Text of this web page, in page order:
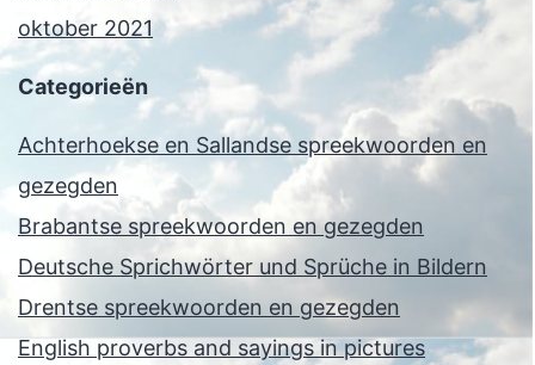
oktober 2021
Categorieën
Achterhoekse en Sallandse spreekwoorden en
gezegden
Brabantse spreekwoorden en gezegden
Deutsche Sprichwörter und Sprüche in Bildern
Drentse spreekwoorden en gezegden
English proverbs and sayings in pictures